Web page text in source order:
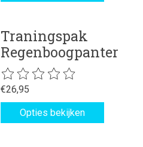
Traningspak
Regenboogpanter
De beoordeling van dit product is
€26,95
Opties bekijken